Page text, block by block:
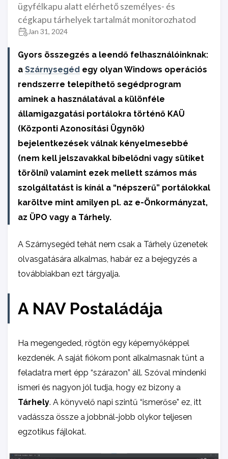
ügyfélkapu alatt elérhető személyes- és
cégkapu tárhelyek tartalmát monitorozhatod
Jan 31, 2024
Gyors összegzés a leendő felhasználóinknak:
a Szárnysegéd egy olyan Windows operációs
rendszerre telepíthető segédprogram
aminek a használatával a különféle
államigazgatási portálokra történő KAÜ
(Központi Azonosítási Ügynök)
bejelentkezések válnak kényelmesebbé
(nem kell jelszavakkal bíbelődni vagy sütiket
törölni) valamint ezek mellett számos más
szolgáltatást is kínál a “népszerű” portálokkal
karöltve mint amilyen pl. az e-Önkormányzat,
az ÜPO vagy a Tárhely.
A Szárnysegéd tehát nem csak a Tárhely üzenetek
olvasgatására alkalmas, habár ez a bejegyzés a
továbbiakban ezt tárgyalja.
A NAV Postaládája
Ha megengeded, rögtön egy képernyőképpel
kezdenék. A saját fiókom pont alkalmasnak tűnt a
feladatra mert épp “szárazon” áll. Szóval mindenki
ismeri és nagyon jól tudja, hogy ez bizony a
Tárhely. A könyvelő napi szintű “ismerőse” ez, itt
vadássza össze a jobbnál-jobb olykor teljesen
egzotikus fájlokat.